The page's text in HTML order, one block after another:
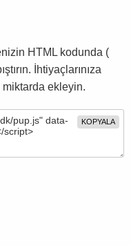
HTML kodunda (
İhtiyaçlarınıza
miktarda ekleyin.
KOPYALA